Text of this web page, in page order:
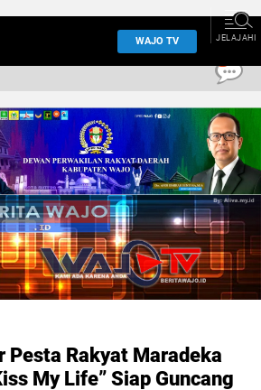
WAJO TV JELAJAHI
Pesta Rakyat Maradeka
My Life” Siap Guncang